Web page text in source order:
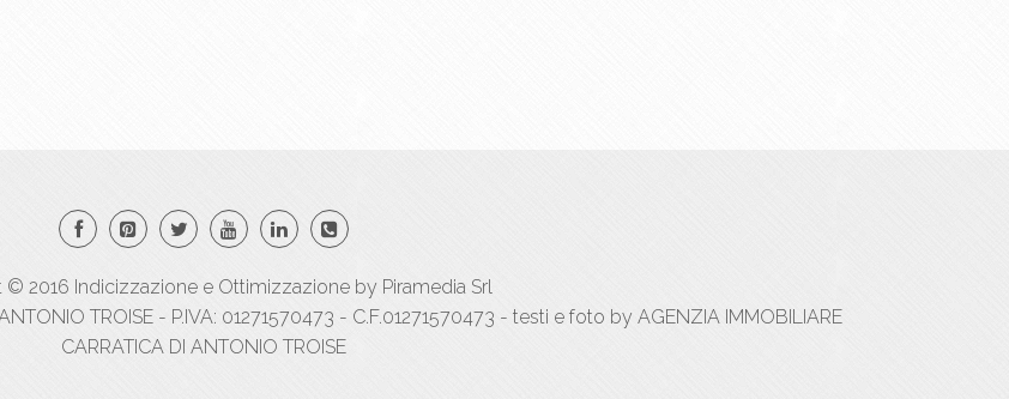
© 2016 Indicizzazionee Ottimizzazioneby Piramedia Srl
TROISE - P.IVA: 01271570473 - C.F.01271570473 - testi e foto by AGENZIA IMMOBILIARE
CARRATICA DI ANTONIO TROISE